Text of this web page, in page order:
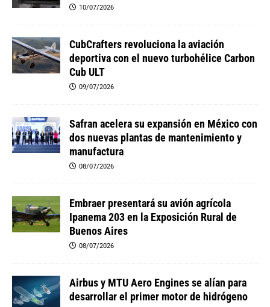
10/07/2026
CubCrafters revoluciona la aviación
deportiva con el nuevo turbohélice Carbon
Cub ULT
09/07/2026
Safran acelera su expansión en México con
dos nuevas plantas de mantenimiento y
manufactura
08/07/2026
Embraer presentará su avión agrícola
Ipanema 203 en la Exposición Rural de
Buenos Aires
08/07/2026
Airbus y MTU Aero Engines se alían para
desarrollar el primer motor de hidrógeno